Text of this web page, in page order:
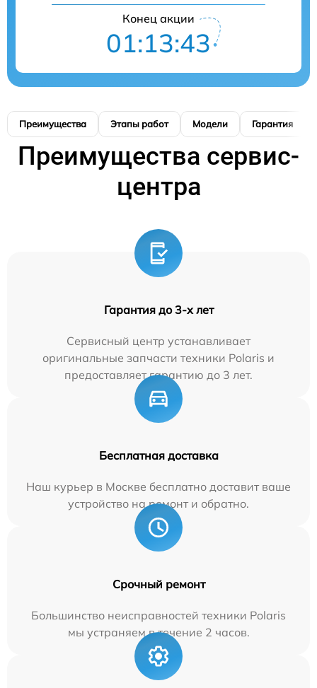
Конец акции
01:13:42
Преимущества Этапы работ Модели Гарантия
Преимущества сервис-
центра
Гарантия до 3-х лет
Сервисный центр устанавливает
оригинальные запчасти техники Polaris и
предоставляет гарантию до 3 лет.
Бесплатная доставка
Наш курьер в Москве бесплатно доставит ваше
устройство на ремонт и обратно.
Срочный ремонт
Большинство неисправностей техники Polaris
мы устраняем в течение 2 часов.